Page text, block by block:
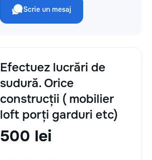
Scrie un mesaj
Efectuez lucrări de
sudură. Orice
construcții ( mobilier
loft porți garduri etc)
500 lei